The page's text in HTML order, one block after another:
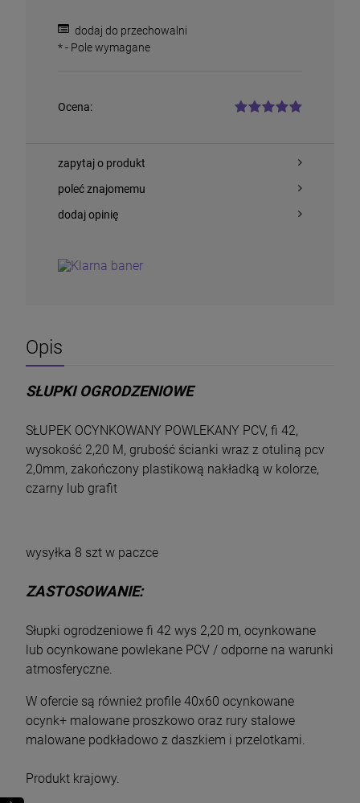
DO KOSZYKA
dodaj do przechowalni
*- Pole wymagane
Ocena:
zapytaj o produkt
poleć znajomemu
dodaj opinię
Opis
SŁUPKI OGRODZENIOWE
SŁUPEK OCYNKOWANY POWLEKANY PCV, fi 42,
wysokość 2,20 M, grubość ścianki wraz z otuliną pcv
2,0mm, zakończony plastikową nakładką w kolorze,
czarny lub grafit
wysyłka 8 szt w paczce
ZASTOSOWANIE:
Słupki ogrodzeniowe fi 42 wys 2,20 m, ocynkowane
lub ocynkowane powlekane PCV / odporne na warunki
atmosferyczne.
W ofercie są również profile 40x60 ocynkowane
ocynk+ malowane proszkowo oraz rury stalowe
malowane podkładowo z daszkiem i przelotkami.
Produkt krajowy.